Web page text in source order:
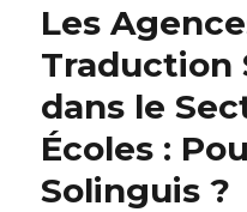
Les
Traduction
dans le
Écoles :
Solinguis ?